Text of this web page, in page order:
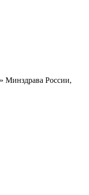
России,